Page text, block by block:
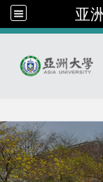
亚